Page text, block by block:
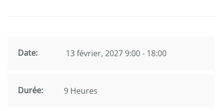
Date: 13 février, 2027 9:00 - 18:00
Durée: 9 Heures